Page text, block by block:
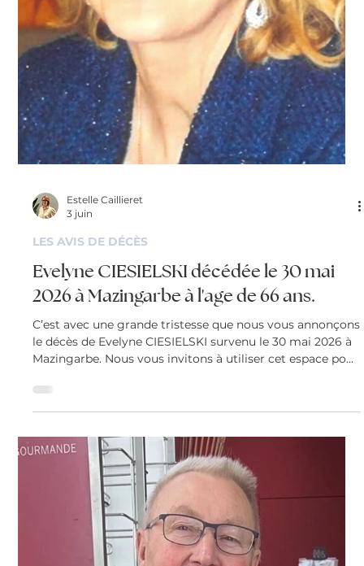
Estelle Caillieret
15 juin
LES AVIS DE DÉCÈS
Madame Louise BERNARD née
DELPIERRE décédée le 12 juin 2026 dans
sa 101ème année.
C’est avec une grande tristesse que nous vous annonçons
le décès de Louise BERNARD survenu le 12 juin 2026 à
Pont Sainte Maxence. Nous vous invitons à utiliser cet
espace pour laisser vos condoléances, partager des
photos souvenirs, une anecdote ou exprimer vos pensées
à travers des poèmes ou des textes.